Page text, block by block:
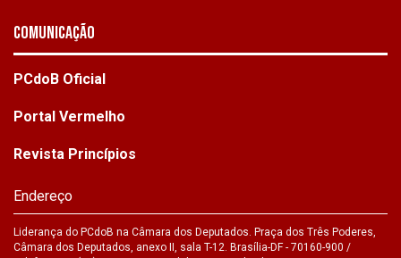
Comunicação
PCdoB Oficial
Portal Vermelho
Revista Princípios
Endereço
Liderança do PCdoB na Câmara dos Deputados. Praça dos Três Poderes,
Câmara dos Deputados, anexo II, sala T-12. Brasília-DF - 70160-900 /